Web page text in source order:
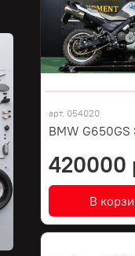
арт. 054020
BMW G650GS
420000
В